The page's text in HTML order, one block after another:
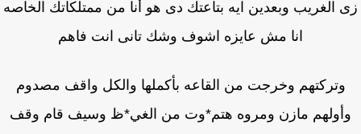
الغريب وبعدين ايه بتاعتك دى هو أنا من ممتلكاتك الخاصه
انا مش عايزه اشوف وشك تانى انت فاهم
وتركتهم وخرجت من القاعه بأكملها والكل واقف مصدوم
مازن ومروه هتم*وت من الغي*ظ وسيف قام وقف